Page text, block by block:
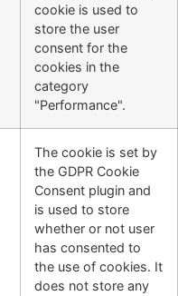
cookie is used to
store the user
consent for the
cookies in the
category
"Performance".
The cookie is set by
the GDPR Cookie
Consent plugin and
is used to store
whether or not user
has consented to
the use of cookies. It
does not store any